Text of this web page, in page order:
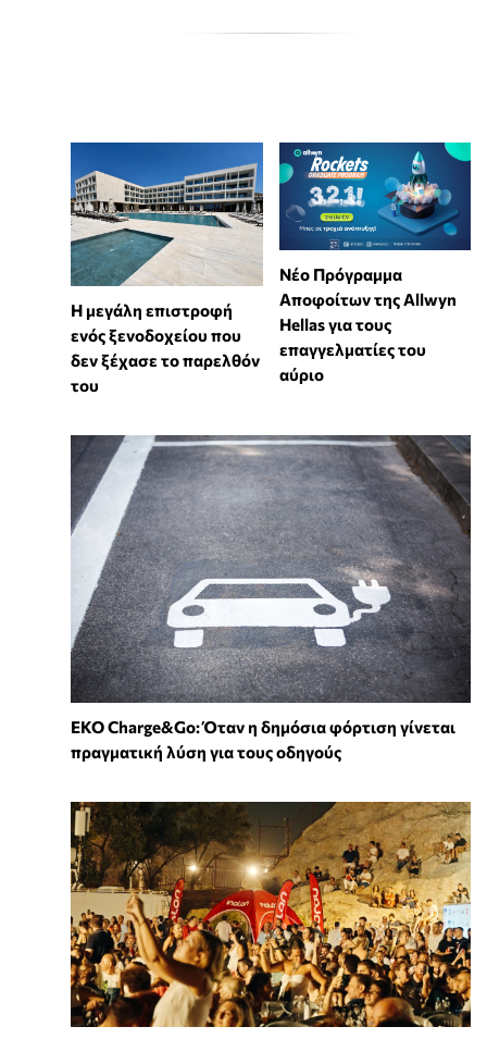
Η μεγάλη επιστροφή
ενός ξενοδοχείου που
δεν ξέχασε το παρελθόν
του
Νέο Πρόγραμμα
Αποφοίτων της Allwyn
Hellas για τους
επαγγελματίες του
αύριο
EKO Charge&Go: Όταν η δημόσια φόρτιση γίνεται
πραγματική λύση για τους οδηγούς